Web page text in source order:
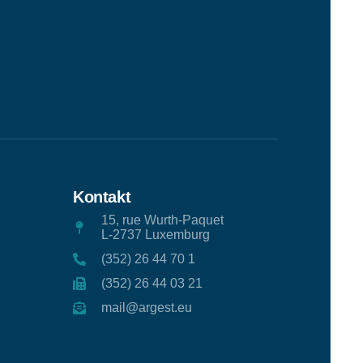
Kontakt
15, rue Wurth-Paquet
L-2737 Luxemburg
(352) 26 44 70 1
(352) 26 44 03 21
mail@argest.eu